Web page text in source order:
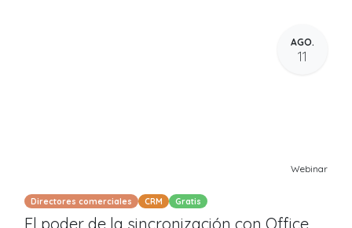
AGO.
11
Webinar
Directores comerciales CRM Gratis
El poder de la sincronización con Office